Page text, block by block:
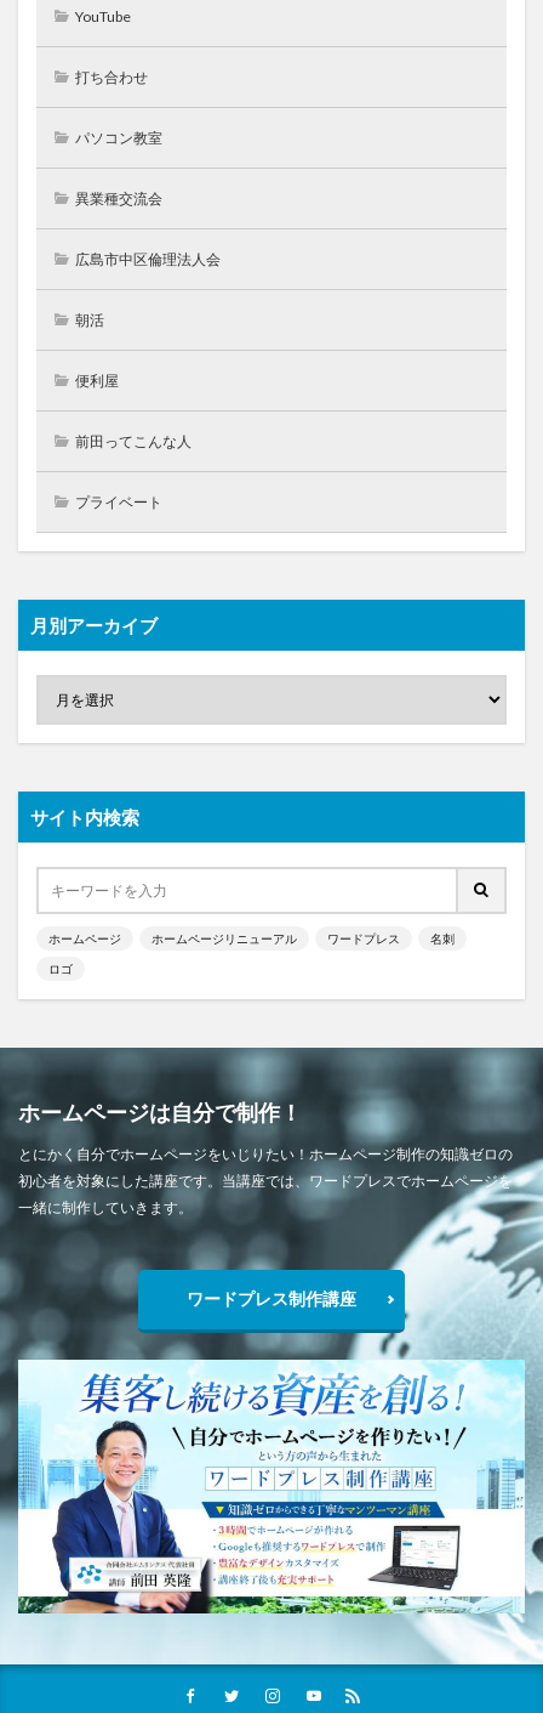
YouTube
打ち合わせ
パソコン教室
異業種交流会
広島市中区倫理法人会
朝活
便利屋
前田ってこんな人
プライベート
月別アーカイブ
サイト内検索
ホームページ ホームページリニューアル ワードプレス 名刺
ロゴ
ホームページは自分で制作！
とにかく自分でホームページをいじりたい！ホームページ制作の知識ゼロの
初心者を対象にした講座です。当講座では、ワードプレスでホームページを
一緒に制作していきます。
ワードプレス制作講座